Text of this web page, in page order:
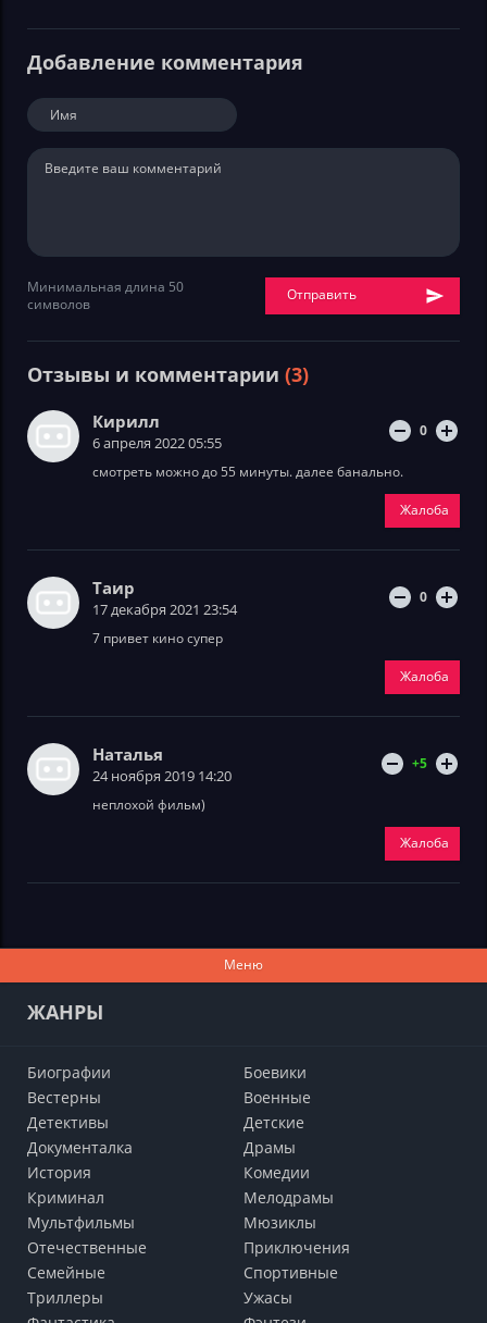
Добавление комментария
Минимальная длина 50
символов
Отправить
Отзывы и комментарии (3)
Кирилл
6 апреля 2022 05:55
0
смотреть можно до 55 минуты. далее банально.
Жалоба
Таир
17 декабря 2021 23:54
0
7 привет кино супер
Жалоба
Наталья
24 ноября 2019 14:20
+5
неплохой фильм)
Жалоба
Меню
ЖАНРЫ
Биографии
Боевики
Вестерны
Военные
Детективы
Детские
Документалка
Драмы
История
Комедии
Криминал
Мелодрамы
Мультфильмы
Мюзиклы
Отечественные
Приключения
Семейные
Cпортивные
Триллеры
Ужасы